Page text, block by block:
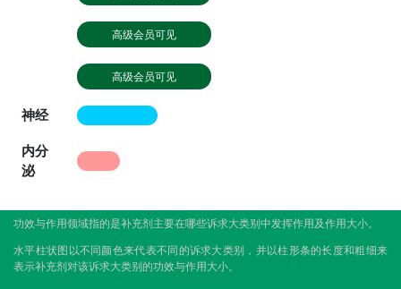
高级会员可见
高级会员可见
神经
内分
泌
功效与作用领域指的是补充剂主要在哪些诉求大类别中发挥作用及作用大小。
水平柱状图以不同颜色来代表不同的诉求大类别，并以柱形条的长度和粗细来
表示补充剂对该诉求大类别的功效与作用大小。